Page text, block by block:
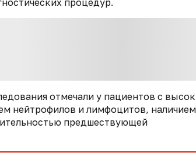
процедур.
отмечали у пациентов с
нейтрофилов и лимфоцитов, наличием
предшествующей